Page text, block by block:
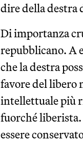
dire della destra
Di importanza
repubblicano. A
che la destra
favore del libero
intellettuale più
fuorché liberista.
essere